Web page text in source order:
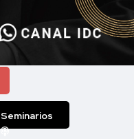
Seminarios